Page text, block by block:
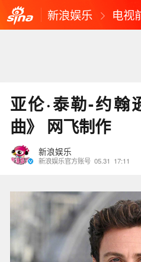
新浪娱乐 电视
亚伦·泰勒-约翰
曲》 网飞制作
新浪娱乐
新浪娱乐官方账号 05.31 17:11